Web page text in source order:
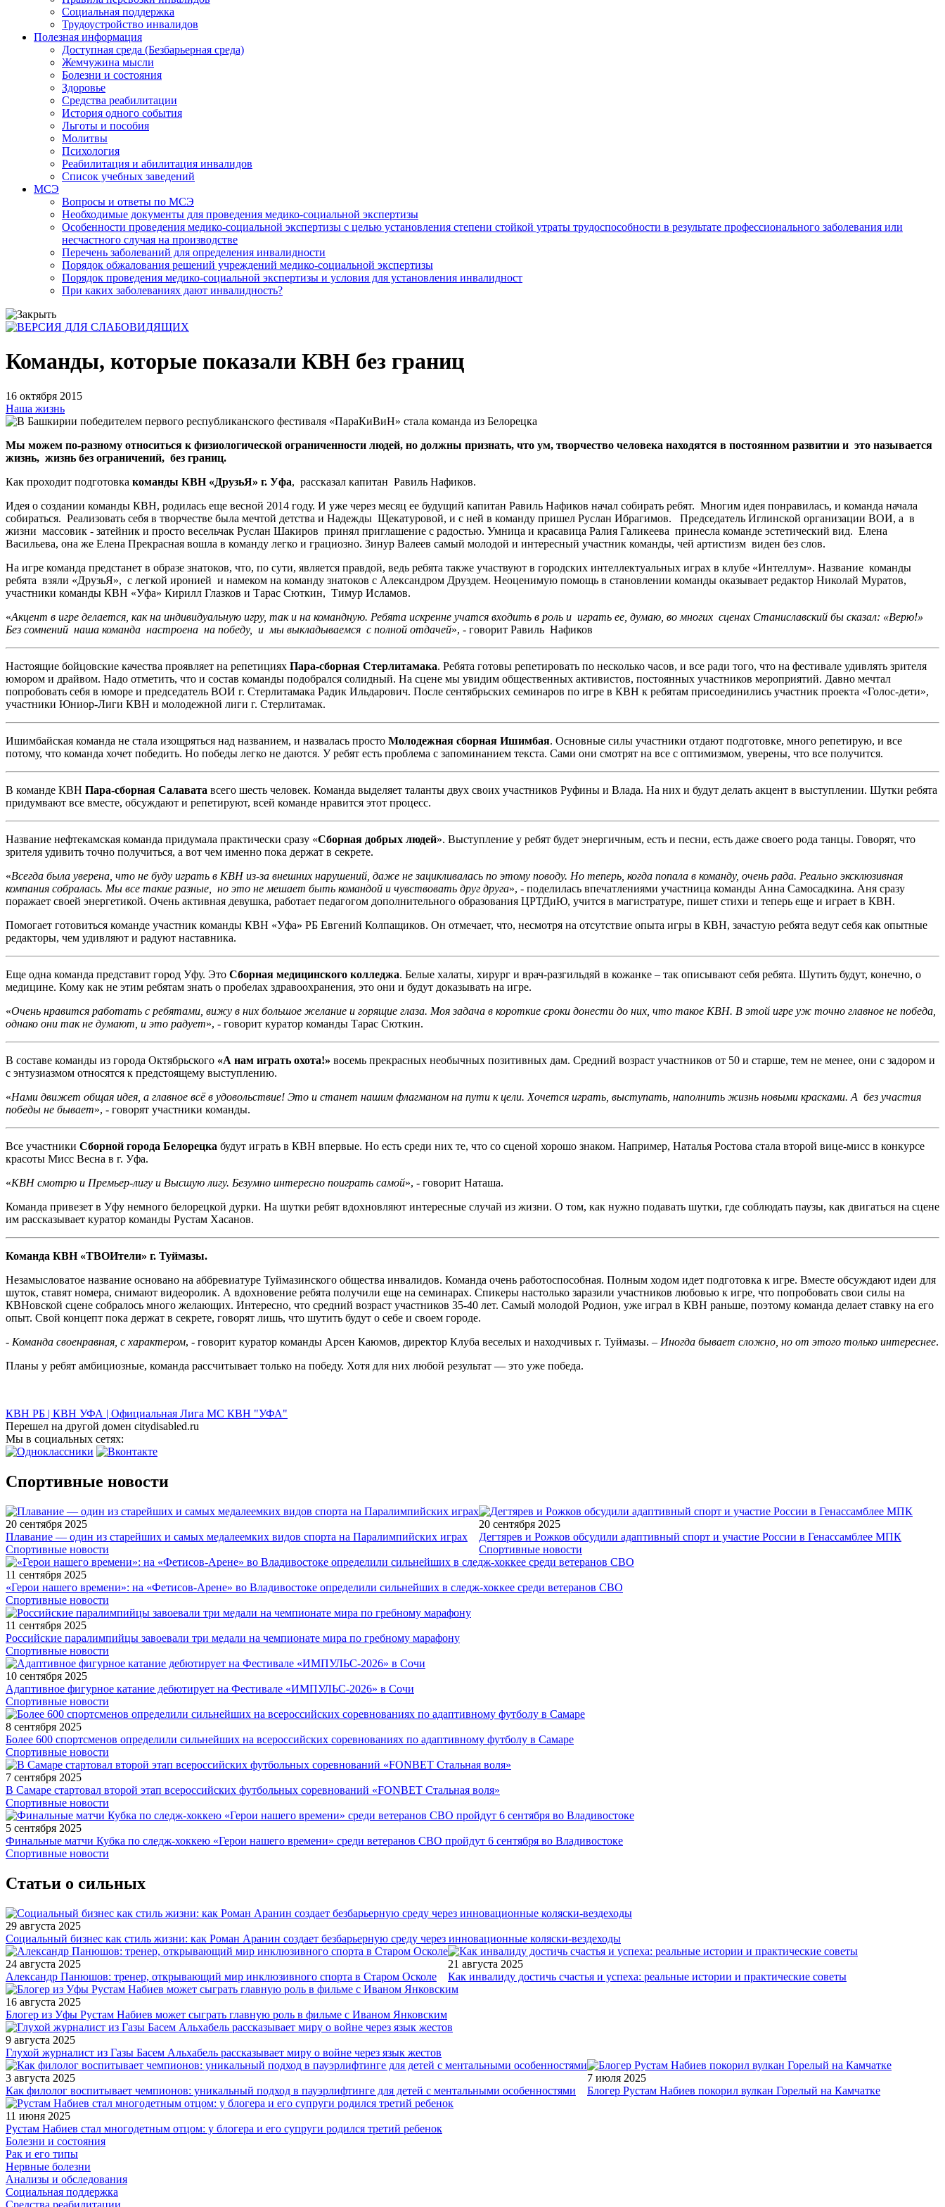
Социальная поддержка
Трудоустройство инвалидов
Полезная информация
Доступная среда (Безбарьерная среда)
Жемчужина мысли
Болезни и состояния
Здоровье
Средства реабилитации
История одного события
Льготы и пособия
Молитвы
Психология
Реабилитация и абилитация инвалидов
Список учебных заведений
МСЭ
Вопросы и ответы по МСЭ
Необходимые документы для проведения медико-социальной экспертизы
Особенности проведения медико-социальной экспертизы с целью установления степени стойкой утраты трудоспособности в результате профессионального заболевания или
несчастного случая на производстве
Перечень заболеваний для определения инвалидности
Порядок обжалования решений учреждений медико-социальной экспертизы
Порядок проведения медико-социальной экспертизы и условия для установления инвалидност
При каких заболеваниях дают инвалидность?
Команды, которые показали КВН без границ
16 октября 2015
Наша жизнь
Мы можем по-разному относиться к физиологической ограниченности людей, но должны признать, что ум, творчество человека находятся в постоянном развитии и это называется
жизнь, жизнь без ограничений, без границ.
Как проходит подготовка команды КВН «ДрузьЯ» г. Уфа, рассказал капитан Равиль Нафиков.
Идея о создании команды КВН, родилась еще весной 2014 году. И уже через месяц ее будущий капитан Равиль Нафиков начал собирать ребят. Многим идея понравилась, и команда начала
собираться. Реализовать себя в творчестве была мечтой детства и Надежды Щекатуровой, и с ней в команду пришел Руслан Ибрагимов. Председатель Иглинской организации ВОИ, а в
жизни массовик - затейник и просто весельчак Руслан Шакиров принял приглашение с радостью. Умница и красавица Ралия Галикеева принесла команде эстетический вид. Елена
Васильева, она же Елена Прекрасная вошла в команду легко и грациозно. Зинур Валеев самый молодой и интересный участник команды, чей артистизм виден без слов.
На игре команда предстанет в образе знатоков, что, по сути, является правдой, ведь ребята также участвуют в городских интеллектуальных играх в клубе «Интеллум». Название команды
ребята взяли «ДрузьЯ», с легкой иронией и намеком на команду знатоков с Александром Друздем. Неоценимую помощь в становлении команды оказывает редактор Николай Муратов,
участники команды КВН «Уфа» Кирилл Глазков и Тарас Сюткин, Тимур Исламов.
«Акцент в игре делается, как на индивидуальную игру, так и на командную. Ребята искренне учатся входить в роль и играть ее, думаю, во многих сценах Станиславский бы сказал: «Верю!»
Без сомнений наша команда настроена на победу, и мы выкладываемся с полной отдачей», - говорит Равиль Нафиков
Настоящие бойцовские качества проявляет на репетициях Пара-сборная Стерлитамака. Ребята готовы репетировать по несколько часов, и все ради того, что на фестивале удивлять зрителя
юмором и драйвом. Надо отметить, что и состав команды подобрался солидный. На сцене мы увидим общественных активистов, постоянных участников мероприятий. Давно мечтал
попробовать себя в юморе и председатель ВОИ г. Стерлитамака Радик Ильдарович. После сентябрьских семинаров по игре в КВН к ребятам присоединились участник проекта «Голос-дети»,
участники Юниор-Лиги КВН и молодежной лиги г. Стерлитамак.
Ишимбайская команда не стала изощряться над названием, и назвалась просто Молодежная сборная Ишимбая. Основные силы участники отдают подготовке, много репетирую, и все
потому, что команда хочет победить. Но победы легко не даются. У ребят есть проблема с запоминанием текста. Сами они смотрят на все с оптимизмом, уверены, что все получится.
В команде КВН Пара-сборная Салавата всего шесть человек. Команда выделяет таланты двух своих участников Руфины и Влада. На них и будут делать акцент в выступлении. Шутки ребята
придумвают все вместе, обсуждают и репетируют, всей команде нравится этот процесс.
Название нефтекамская команда придумала практически сразу «Сборная добрых людей». Выступление у ребят будет энергичным, есть и песни, есть даже своего рода танцы. Говорят, что
зрителя удивить точно получиться, а вот чем именно пока держат в секрете.
«Всегда была уверена, что не буду играть в КВН из-за внешних нарушений, даже не зацикливалась по этому поводу. Но теперь, когда попала в команду, очень рада. Реально эксклюзивная
компания собралась. Мы все такие разные, но это не мешает быть командой и чувствовать друг друга», - поделилась впечатлениями участница команды Анна Самосадкина. Аня сразу
поражает своей энергетикой. Очень активная девушка, работает педагогом дополнительного образования ЦРТДиЮ, учится в магистратуре, пишет стихи и теперь еще и играет в КВН.
Помогает готовиться команде участник команды КВН «Уфа» РБ Евгений Колпащиков. Он отмечает, что, несмотря на отсутствие опыта игры в КВН, зачастую ребята ведут себя как опытные
редакторы, чем удивляют и радуют наставника.
Еще одна команда представит город Уфу. Это Сборная медицинского колледжа. Белые халаты, хирург и врач-разгильдяй в кожанке – так описывают себя ребята. Шутить будут, конечно, о
медицине. Кому как не этим ребятам знать о пробелах здравоохранения, это они и будут доказывать на игре.
«Очень нравится работать с ребятами, вижу в них большое желание и горящие глаза. Моя задача в короткие сроки донести до них, что такое КВН. В этой игре уж точно главное не победа,
однако они так не думают, и это радует», - говорит куратор команды Тарас Сюткин.
В составе команды из города Октябрьского «А нам играть охота!» восемь прекрасных необычных позитивных дам. Средний возраст участников от 50 и старше, тем не менее, они с задором и
с энтузиазмом относятся к предстоящему выступлению.
«Нами движет общая идея, а главное всё в удовольствие! Это и станет нашим флагманом на пути к цели. Хочется играть, выступать, наполнить жизнь новыми красками. А без участия
победы не бывает», - говорят участники команды.
Все участники Сборной города Белорецка будут играть в КВН впервые. Но есть среди них те, что со сценой хорошо знаком. Например, Наталья Ростова стала второй вице-мисс в конкурсе
красоты Мисс Весна в г. Уфа.
«КВН смотрю и Премьер-лигу и Высшую лигу. Безумно интересно поиграть самой», - говорит Наташа.
Команда привезет в Уфу немного белорецкой дурки. На шутки ребят вдохновляют интересные случай из жизни. О том, как нужно подавать шутки, где соблюдать паузы, как двигаться на сцене
им рассказывает куратор команды Рустам Хасанов.
Команда КВН «ТВОИтели» г. Туймазы.
Незамысловатое название основано на аббревиатуре Туймазинского общества инвалидов. Команда очень работоспособная. Полным ходом идет подготовка к игре. Вместе обсуждают идеи для
шуток, ставят номера, снимают видеоролик. А вдохновение ребята получили еще на семинарах. Спикеры настолько заразили участников любовью к игре, что попробовать свои силы на
КВНовской сцене собралось много желающих. Интересно, что средний возраст участников 35-40 лет. Самый молодой Родион, уже играл в КВН раньше, поэтому команда делает ставку на его
опыт. Свой концепт пока держат в секрете, говорят лишь, что шутить будут о себе и своем городе.
- Команда своенравная, с характером, - говорит куратор команды Арсен Каюмов, директор Клуба веселых и находчивых г. Туймазы. – Иногда бывает сложно, но от этого только интереснее.
Планы у ребят амбициозные, команда рассчитывает только на победу. Хотя для них любой результат — это уже победа.
КВН РБ | КВН УФА | Официальная Лига МС КВН "УФА"
Перешел на другой домен citydisabled.ru
Мы в социальных сетях:
Спортивные новости
20 сентября 2025
Плавание — один из старейших и самых медалеемких видов спорта на Паралимпийских играх
Спортивные новости
20 сентября 2025
Дегтярев и Рожков обсудили адаптивный спорт и участие России в Генассамблее МПК
Спортивные новости
11 сентября 2025
«Герои нашего времени»: на «Фетисов-Арене» во Владивостоке определили сильнейших в следж-хоккее среди ветеранов СВО
Спортивные новости
11 сентября 2025
Российские паралимпийцы завоевали три медали на чемпионате мира по гребному марафону
Спортивные новости
10 сентября 2025
Адаптивное фигурное катание дебютирует на Фестивале «ИМПУЛЬС-2026» в Сочи
Спортивные новости
8 сентября 2025
Более 600 спортсменов определили сильнейших на всероссийских соревнованиях по адаптивному футболу в Самаре
Спортивные новости
7 сентября 2025
В Самаре стартовал второй этап всероссийских футбольных соревнований «FONBET Стальная воля»
Спортивные новости
5 сентября 2025
Финальные матчи Кубка по следж-хоккею «Герои нашего времени» среди ветеранов СВО пройдут 6 сентября во Владивостоке
Спортивные новости
Статьи о сильных
29 августа 2025
Социальный бизнес как стиль жизни: как Роман Аранин создает безбарьерную среду через инновационные коляски-вездеходы
24 августа 2025
Александр Панюшов: тренер, открывающий мир инклюзивного спорта в Старом Осколе
21 августа 2025
Как инвалиду достичь счастья и успеха: реальные истории и практические советы
16 августа 2025
Блогер из Уфы Рустам Набиев может сыграть главную роль в фильме с Иваном Янковским
9 августа 2025
Глухой журналист из Газы Басем Альхабель рассказывает миру о войне через язык жестов
3 августа 2025
Как филолог воспитывает чемпионов: уникальный подход в пауэрлифтинге для детей с ментальными особенностями
7 июля 2025
Блогер Рустам Набиев покорил вулкан Горелый на Камчатке
11 июня 2025
Рустам Набиев стал многодетным отцом: у блогера и его супруги родился третий ребенок
Болезни и состояния
Рак и его типы
Нервные болезни
Анализы и обследования
Социальная поддержка
Средства реабилитации